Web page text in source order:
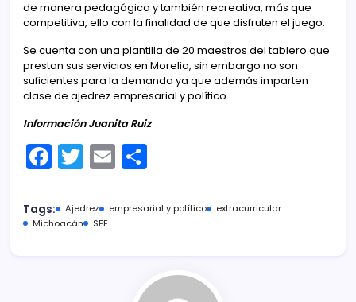
de manera pedagógica y también recreativa, más que
competitiva, ello con la finalidad de que disfruten el juego.
Se cuenta con una plantilla de 20 maestros del tablero que
prestan sus servicios en Morelia, sin embargo no son
suficientes para la demanda ya que además imparten
clase de ajedrez empresarial y político.
Información Juanita Ruiz
F
a
c
e
T
w
itt
er
E
m
ai m
tir
Tags: Ajedrez empresarial y político
extracurricular
Michoacán
SEE